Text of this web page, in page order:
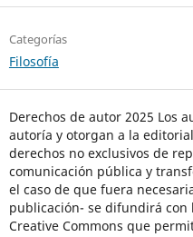
Categorías
Filosofía
Derechos de autor 2025 Los
autoría y otorgan a la
derechos no exclusivos de
comunicación pública y
el caso de que fuera
publicación- se difundirá
Creative Commons que